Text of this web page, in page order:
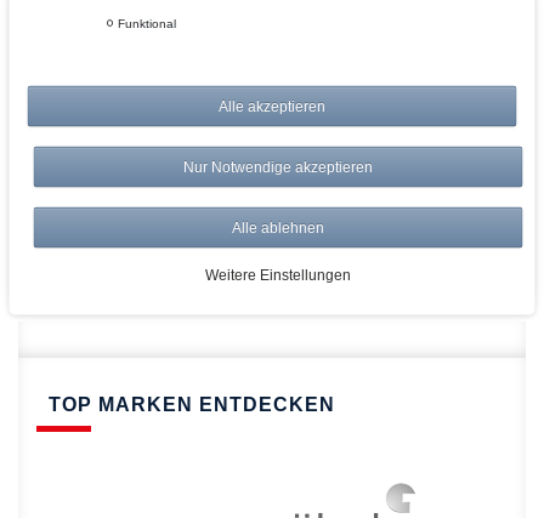
Vom Profi für Profis - Ihre Vorteile
Versandkostenfrei ab 150€
Risikolos: 14 Tage Rückgabe
Über 20.000 Artikel
Schnelle Lieferung
TOP MARKEN ENTDECKEN
Funktional
Alle akzeptieren
Nur Notwendige akzeptieren
Alle ablehnen
Weitere Einstellungen